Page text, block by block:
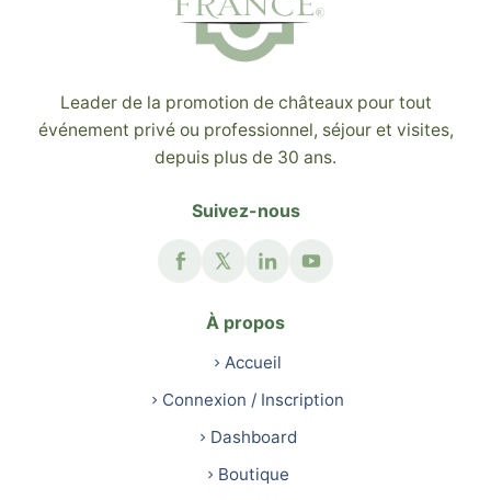
Leader de la promotion de châteaux pour tout
événement privé ou professionnel, séjour et visites,
depuis plus de 30 ans.
Suivez-nous
À propos
Accueil
Connexion / Inscription
Dashboard
Boutique